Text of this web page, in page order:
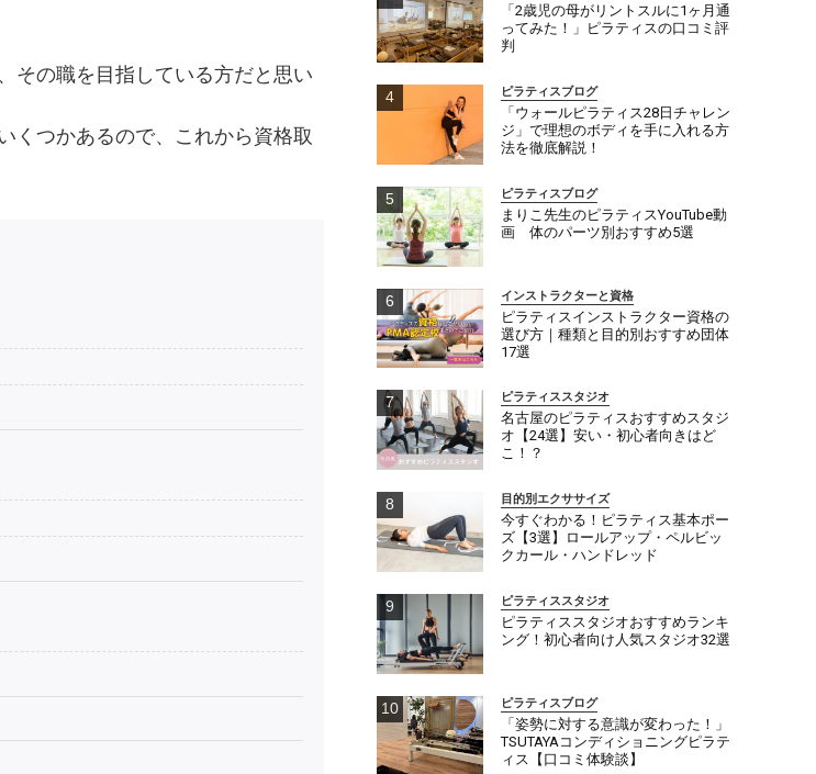
その職を目指している方だと思い
くつかあるので、これから資格取
「2歳児の母がリントスルに1ヶ月通
ってみた！」ピラティスの口コミ評
判
ピラティスブログ
「ウォールピラティス28日チャレン
ジ」で理想のボディを手に入れる方
法を徹底解説！
ピラティスブログ
まりこ先生のピラティスYouTube動
画 体のパーツ別おすすめ5選
インストラクターと資格
ピラティスインストラクター資格の
選び方｜種類と目的別おすすめ団体
17選
ピラティススタジオ
名古屋のピラティスおすすめスタジ
オ【24選】安い・初心者向きはど
こ！？
目的別エクササイズ
今すぐわかる！ピラティス基本ポー
ズ【3選】ロールアップ・ペルビッ
クカール・ハンドレッド
ピラティススタジオ
ピラティススタジオおすすめランキ
ング！初心者向け人気スタジオ32選
ピラティスブログ
「姿勢に対する意識が変わった！」
TSUTAYAコンディショニングピラテ
ィス【口コミ体験談】